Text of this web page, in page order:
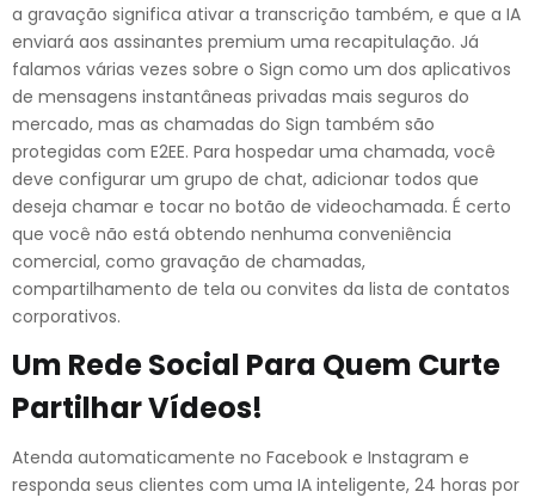
a gravação significa ativar a transcrição também, e que a IA
enviará aos assinantes premium uma recapitulação. Já
falamos várias vezes sobre o Sign como um dos aplicativos
de mensagens instantâneas privadas mais seguros do
mercado, mas as chamadas do Sign também são
protegidas com E2EE. Para hospedar uma chamada, você
deve configurar um grupo de chat, adicionar todos que
deseja chamar e tocar no botão de videochamada. É certo
que você não está obtendo nenhuma conveniência
comercial, como gravação de chamadas,
compartilhamento de tela ou convites da lista de contatos
corporativos.
Um Rede Social Para Quem Curte
Partilhar Vídeos!
Atenda automaticamente no Facebook e Instagram e
responda seus clientes com uma IA inteligente, 24 horas por